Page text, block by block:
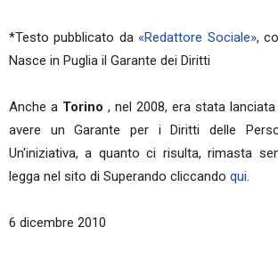
*Testo pubblicato da «Redattore Sociale»,
Nasce in Puglia il Garante dei Diritti
Anche a Torino , nel 2008, era stata lanciata
avere un Garante per i Diritti delle
Un'iniziativa, a quanto ci risulta, rimasta
legga nel sito di Superando cliccando qui.
6 dicembre 2010